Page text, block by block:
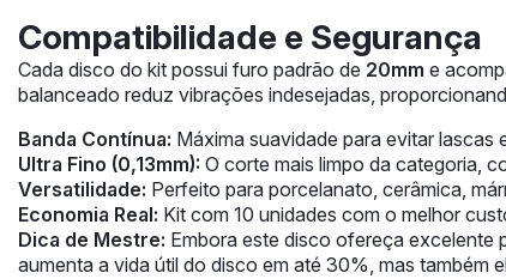
Compatibilidade e Segurança
Cada disco do kit possui furo padrão de 20mm e
balanceado reduz vibrações indesejadas,
Banda Contínua: Máxima suavidade para evitar lascas
Ultra Fino (0,13mm): O corte mais limpo da categoria,
Versatilidade: Perfeito para porcelanato, cerâmica,
Economia Real: Kit com 10 unidades com o melhor
Dica de Mestre: Embora este disco ofereça excelente
aumenta a vida útil do disco em até 30%, mas também